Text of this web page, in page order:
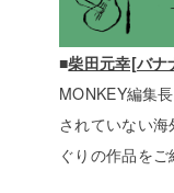
■柴田元幸[バナ
MONKEY編集
されていない
ぐりの作品を